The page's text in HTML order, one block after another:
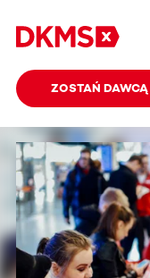
ZOSTAŃ DAWCĄ